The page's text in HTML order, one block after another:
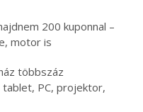
200 kuponnal –
motor is
többszáz
tablet, PC, projektor,